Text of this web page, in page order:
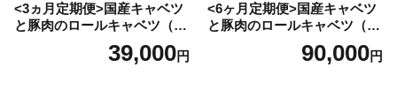
<3ヵ月定期便>国産キャベツ
と豚肉のロールキャベツ（4P
39,000円
<6ヶ月定期便>国産キャベツ
と豚肉のロールキャベツ（6P
90,000円